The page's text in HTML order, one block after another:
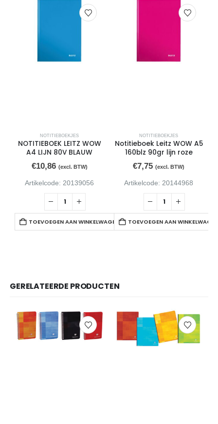
NOTITIEBOEKJES
NOTITIEBOEK LEITZ WOW
A4 LIJN 80V BLAUW
€10,86 (excl. BTW)
Artikelcode: 20139056
TOEVOEGEN AAN WINKELWAGEN
NOTITIEBOEKJES
Notitieboek Leitz WOW A5
160blz 90gr lijn roze
€7,75 (excl. BTW)
Artikelcode: 20144968
TOEVOEGEN AAN
GERELATEERDE PRODUCTEN